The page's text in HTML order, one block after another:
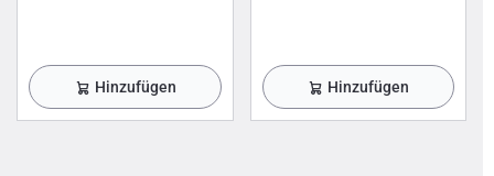
Hinzufügen Hinzufügen